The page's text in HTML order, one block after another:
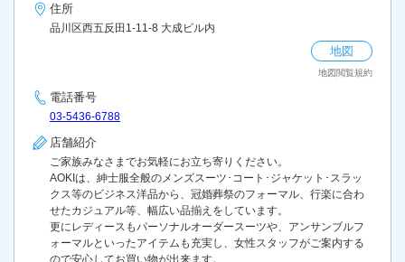
住所
品川区西五反田1-11-8 大成ビル内
地図
地図閲覧規約
電話番号
03-5436-6788
店舗紹介
ご家族みなさまでお気軽にお立ち寄りください。
AOKIは、紳士服全般のメンズスーツ･コート･ジャケット･スラッ
クス等のビジネス洋品から、冠婚葬祭のフォーマル、行楽に合わ
せたカジュアル等、幅広い品揃えをしています。
更にレディースもパーソナルオーダースーツや、アンサンブルフ
ォーマルといったアイテムも充実し、女性スタッフがご案内する
ので安心してお買い物が出来ます。